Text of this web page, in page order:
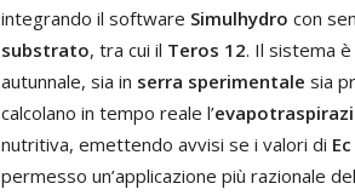
integrando il software Simulhydro con
substrato, tra cui il Teros 12. Il sistema
autunnale, sia in serra sperimentale sia
calcolano in tempo reale l’
nutritiva, emettendo avvisi se i valori di Ec
permesso un’applicazione più razionale